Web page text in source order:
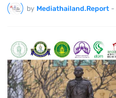
by Mediathailand.Report -